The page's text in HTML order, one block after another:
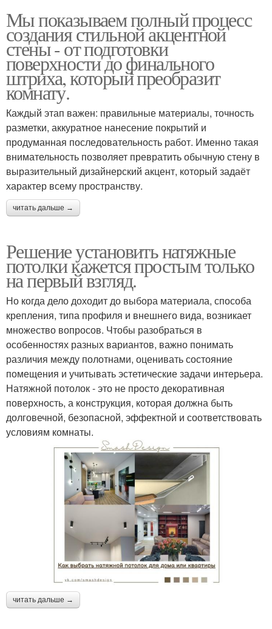
Мы показываем полный процесс
создания стильной акцентной
стены - от подготовки
поверхности до финального
штриха, который преобразит
комнату.
Каждый этап важен: правильные материалы, точность
разметки, аккуратное нанесение покрытий и
продуманная последовательность работ. Именно такая
внимательность позволяет превратить обычную стену в
выразительный дизайнерский акцент, который задаёт
характер всему пространству.
читать дальше →
Решение установить натяжные
потолки кажется простым только
на первый взгляд.
Но когда дело доходит до выбора материала, способа
крепления, типа профиля и внешнего вида, возникает
множество вопросов. Чтобы разобраться в
особенностях разных вариантов, важно понимать
различия между полотнами, оценивать состояние
помещения и учитывать эстетические задачи интерьера.
Натяжной потолок - это не просто декоративная
поверхность, а конструкция, которая должна быть
долговечной, безопасной, эффектной и соответствовать
условиям комнаты.
читать дальше →